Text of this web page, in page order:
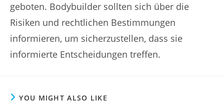
geboten. Bodybuilder sollten sich über die
Risiken und rechtlichen Bestimmungen
informieren, um sicherzustellen, dass sie
informierte Entscheidungen treffen.
YOU MIGHT ALSO LIKE